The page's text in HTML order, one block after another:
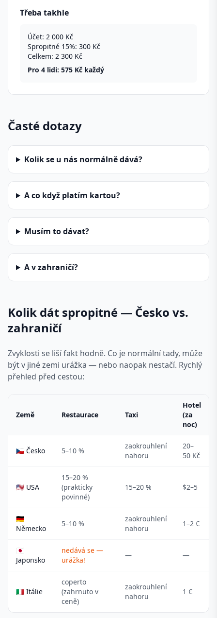
Třeba takhle
Účet: 2 000 Kč
Spropitné 15%: 300 Kč
Celkem: 2 300 Kč
Pro 4 lidi: 575 Kč každý
Časté dotazy
Kolik se u nás normálně dává?
A co když platím kartou?
Musím to dávat?
A v zahraničí?
Kolik dát spropitné — Česko vs.
zahraničí
Zvyklosti se liší fakt hodně. Co je normální tady, může
být v jiné zemi urážka — nebo naopak nestačí. Rychlý
přehled před cestou:
Země Restaurace Taxi
Hotel
(za
noc)
🇨🇿 Česko 5–10 %
zaokrouhlení
nahoru
20–
50 Kč
🇺🇸 USA
15–20 %
(prakticky
povinné)
15–20 % $2–5
🇩🇪
Německo
5–10 %
zaokrouhlení
nahoru
1–2 €
🇯🇵
Japonsko
nedává se —
urážka!
— —
🇮🇹 Itálie
coperto
(zahrnuto v
ceně)
zaokrouhlení
nahoru
1 €